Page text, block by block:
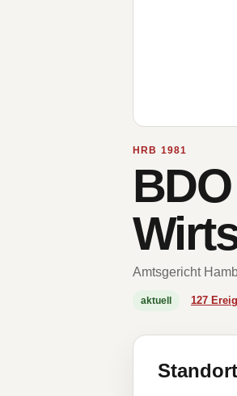
HRB 1981
Amtsgericht
aktuell 127
Standort